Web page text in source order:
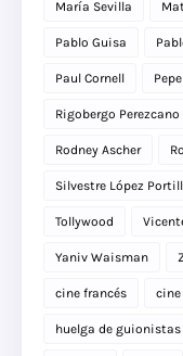
María Sevilla
Pablo Guisa
Paul Cornell
Rigobergo Perezcano
Rodney Ascher
Silvestre López
Tollywood
Yaniv Waisman
cine francés
huelga de guionistas